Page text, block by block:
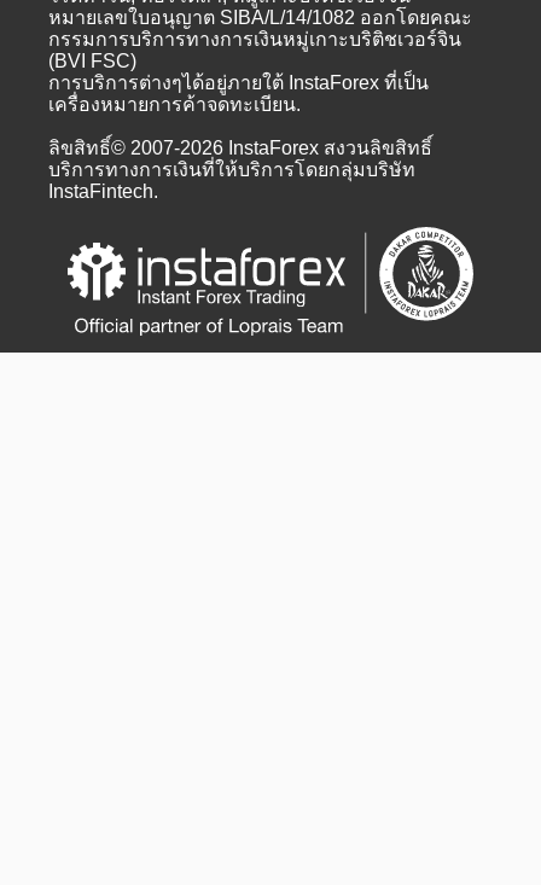
หมายเลขใบอนุญาต SIBA/L/14/1082 ออกโดยคณะ
กรรมการบริการทางการเงินหมู่เกาะบริติชเวอร์จิน
(BVI FSC)
การบริการต่างๆได้อยู่ภายใต้ InstaForex ที่เป็น
เครื่องหมายการค้าจดทะเบียน.
ลิขสิทธิ์© 2007-2026 InstaForex สงวนลิขสิทธิ์
บริการทางการเงินที่ให้บริการโดยกลุ่มบริษัท
InstaFintech.